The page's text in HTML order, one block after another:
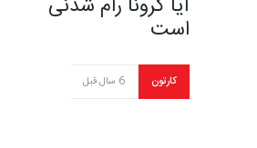
است
کارتون 6 سال قبل